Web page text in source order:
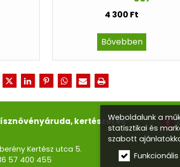
4 300 Ft
Bővebben
kertészet és
Kertész utca 5.
57 400 455
Weboldalunk a
statisztikai és
szabott